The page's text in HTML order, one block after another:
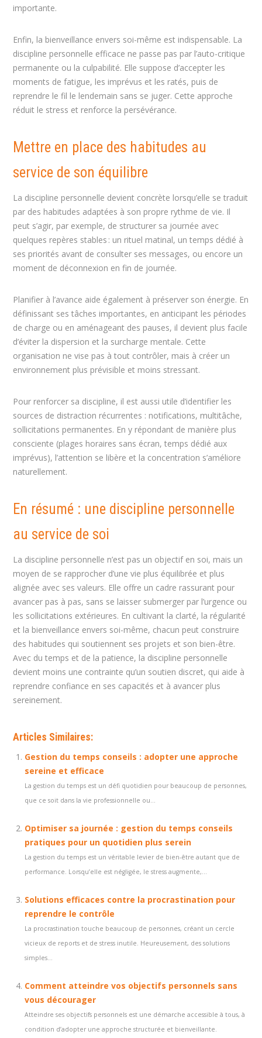
importante.
Enfin, la bienveillance envers soi-même est indispensable. La
discipline personnelle efficace ne passe pas par l’auto-critique
permanente ou la culpabilité. Elle suppose d’accepter les
moments de fatigue, les imprévus et les ratés, puis de
reprendre le fil le lendemain sans se juger. Cette approche
réduit le stress et renforce la persévérance.
Mettre en place des habitudes au
service de son équilibre
La discipline personnelle devient concrète lorsqu’elle se traduit
par des habitudes adaptées à son propre rythme de vie. Il
peut s’agir, par exemple, de structurer sa journée avec
quelques repères stables : un rituel matinal, un temps dédié à
ses priorités avant de consulter ses messages, ou encore un
moment de déconnexion en fin de journée.
Planifier à l’avance aide également à préserver son énergie. En
définissant ses tâches importantes, en anticipant les périodes
de charge ou en aménageant des pauses, il devient plus facile
d’éviter la dispersion et la surcharge mentale. Cette
organisation ne vise pas à tout contrôler, mais à créer un
environnement plus prévisible et moins stressant.
Pour renforcer sa discipline, il est aussi utile d’identifier les
sources de distraction récurrentes : notifications, multitâche,
sollicitations permanentes. En y répondant de manière plus
consciente (plages horaires sans écran, temps dédié aux
imprévus), l’attention se libère et la concentration s’améliore
naturellement.
En résumé : une discipline personnelle
au service de soi
La discipline personnelle n’est pas un objectif en soi, mais un
moyen de se rapprocher d’une vie plus équilibrée et plus
alignée avec ses valeurs. Elle offre un cadre rassurant pour
avancer pas à pas, sans se laisser submerger par l’urgence ou
les sollicitations extérieures. En cultivant la clarté, la régularité
et la bienveillance envers soi-même, chacun peut construire
des habitudes qui soutiennent ses projets et son bien-être.
Avec du temps et de la patience, la discipline personnelle
devient moins une contrainte qu’un soutien discret, qui aide à
reprendre confiance en ses capacités et à avancer plus
sereinement.
Articles Similaires:
Gestion du temps conseils : adopter une approche
sereine et efficace
La gestion du temps est un défi quotidien pour beaucoup de personnes,
que ce soit dans la vie professionnelle ou...
Optimiser sa journée : gestion du temps conseils
pratiques pour un quotidien plus serein
La gestion du temps est un véritable levier de bien-être autant que de
performance. Lorsqu’elle est négligée, le stress augmente,...
Solutions efficaces contre la procrastination pour
reprendre le contrôle
La procrastination touche beaucoup de personnes, créant un cercle
vicieux de reports et de stress inutile. Heureusement, des solutions
simples...
Comment atteindre vos objectifs personnels sans
vous décourager
Atteindre ses objectifs personnels est une démarche accessible à tous, à
condition d’adopter une approche structurée et bienveillante.